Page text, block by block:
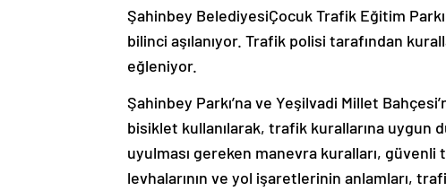
Şahinbey BelediyesiÇocuk Trafik Eğitim
bilinci aşılanıyor. Trafik polisi tarafından
eğleniyor.
Şahinbey Parkı’na ve Yeşilvadi Millet
bisiklet kullanılarak, trafik kurallarına
uyulması gereken manevra kuralları,
levhalarının ve yol işaretlerinin anlamları,